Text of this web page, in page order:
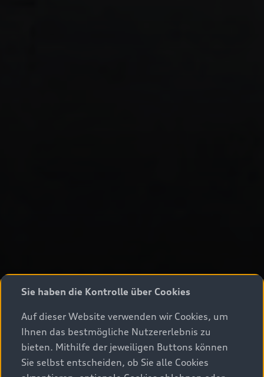
Sie haben die Kontrolle über Cookies
Auf dieser Website verwenden wir Cookies, um
Ihnen das bestmögliche Nutzererlebnis zu
bieten. Mithilfe der jeweiligen Buttons können
Sie selbst entscheiden, ob Sie alle Cookies